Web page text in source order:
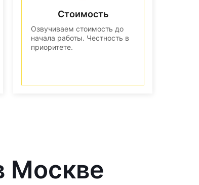
Стоимость
Озвучиваем стоимость до
начала работы. Честность в
приоритете.
Москве